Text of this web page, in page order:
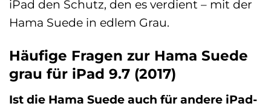
iPad den Schutz, den es verdient – mit der
Hama Suede in edlem Grau.
Häufige Fragen zur Hama Suede
grau für iPad 9.7 (2017)
Ist die Hama Suede auch für andere iPad-